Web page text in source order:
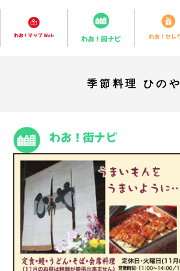
季節料理 ひのや